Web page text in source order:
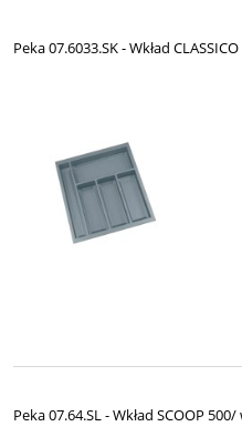
Peka 07.6033.SK - Wkład
Peka 07.64.SL - Wkład SCOOP